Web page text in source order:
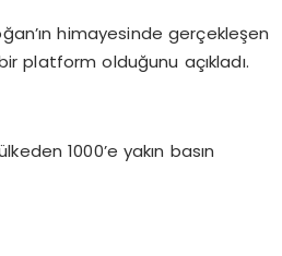
himayesinde gerçekleşen
platform olduğunu açıkladı.
1000’e yakın basın